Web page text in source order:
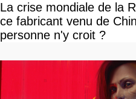
La crise mondiale de la
ce fabricant venu de
personne n'y croit ?